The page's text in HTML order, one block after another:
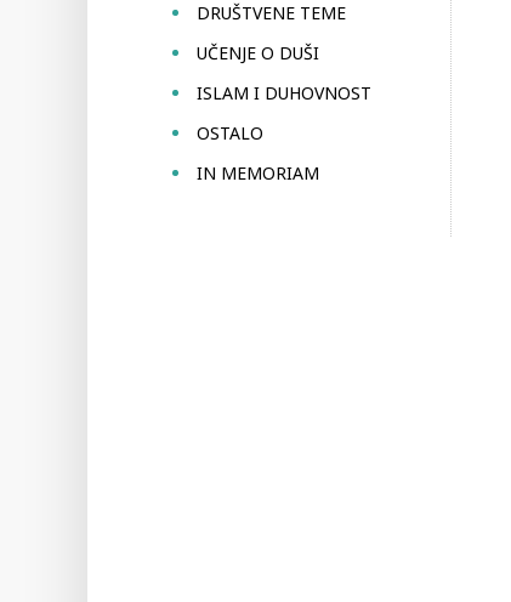
DRUŠTVENE TEME
UČENJE O DUŠI
ISLAM I DUHOVNOST
OSTALO
IN MEMORIAM